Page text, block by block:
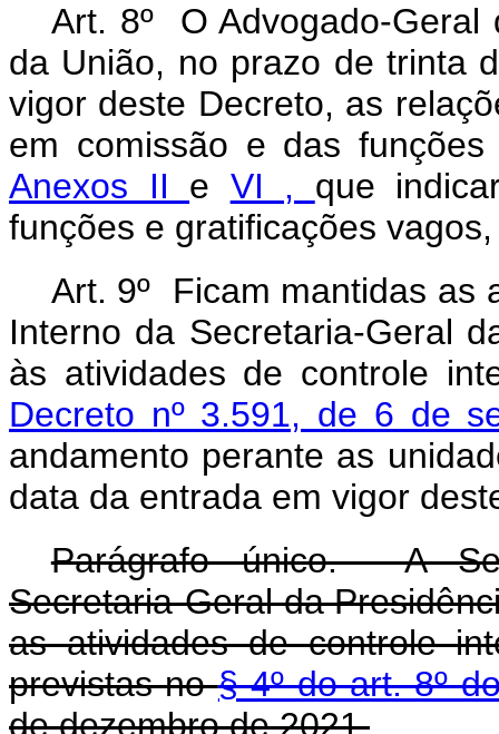
Art. 8º O Advogado-Geral
da União, no prazo de trinta
vigor deste Decreto, as
em comissão e das
Anexos II e VI , que
funções e gratificações
Art. 9º Ficam mantidas as
Interno da Secretaria-Geral
às atividades de controle
Decreto nº 3.591, de 6 de
andamento perante as
data da entrada em vigor
Parágrafo único. A
Secretaria-Geral da
as atividades de controle
previstas no§ 4º do art. 8º
de dezembro de 2021.